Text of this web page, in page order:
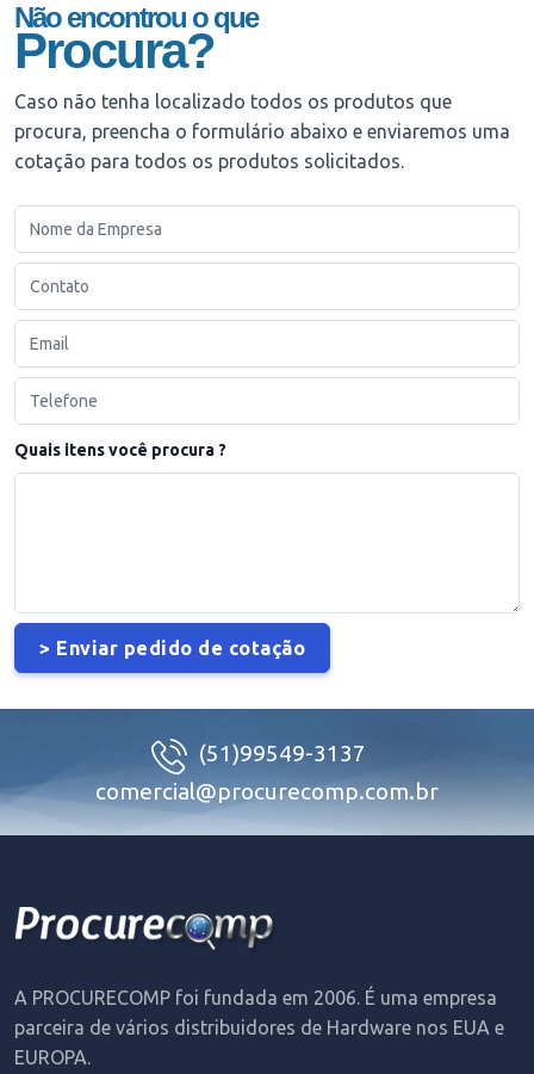
Não encontrou o que
Procura?
Caso não tenha localizado todos os produtos que
procura, preencha o formulário abaixo e enviaremos uma
cotação para todos os produtos solicitados.
Quais itens você procura ?
(51)99549-3137
comercial@procurecomp.com.br
A PROCURECOMP foi fundada em 2006. É uma empresa
parceira de vários distribuidores de Hardware nos EUA e
EUROPA.